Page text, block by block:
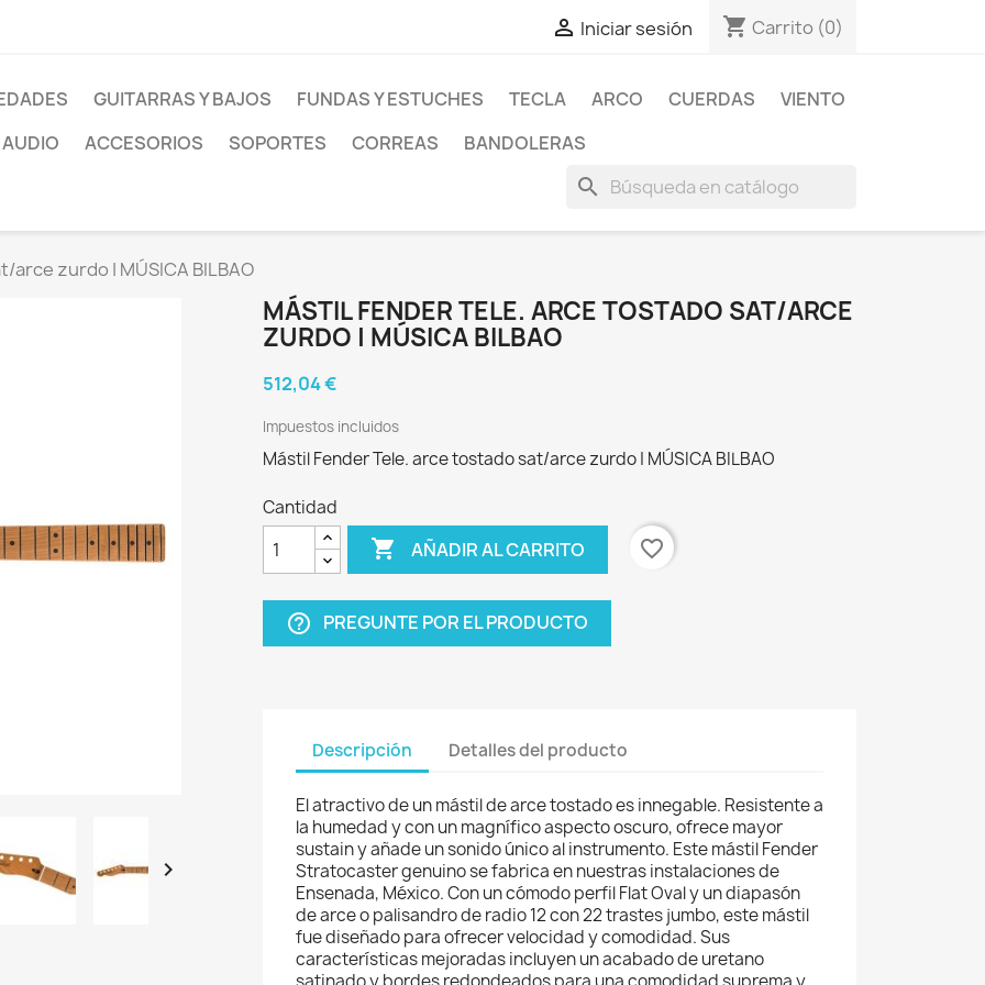
 Iniciar sesión shopping_cart Carrito (0)
GUITARRAS Y BAJOS FUNDAS Y ESTUCHES TECLA ARCO CUERDAS
VIENTO
AUDIO
ACCESORIOS SOPORTES CORREAS BANDOLERAS
search
zurdo | MÚSICA BILBAO

MÁSTIL FENDER TELE. ARCE TOSTADO SAT/ARCE
ZURDO | MÚSICA BILBAO
512,04 €
Impuestos incluidos
Mástil Fender Tele. arce tostado sat/arce zurdo | MÚSICA BILBAO
Cantidad
 AÑADIR AL CARRITO favorite_border
help_outline PREGUNTE POR EL PRODUCTO
Descripción Detalles del producto
El atractivo de un mástil de arce tostado es innegable. Resistente a
la humedad y con un magnífico aspecto oscuro, ofrece mayor
sustain y añade un sonido único al instrumento. Este mástil Fender
Stratocaster genuino se fabrica en nuestras instalaciones de
Ensenada, México. Con un cómodo perfil Flat Oval y un diapasón
de arce o palisandro de radio 12 con 22 trastes jumbo, este mástil
fue diseñado para ofrecer velocidad y comodidad. Sus
características mejoradas incluyen un acabado de uretano